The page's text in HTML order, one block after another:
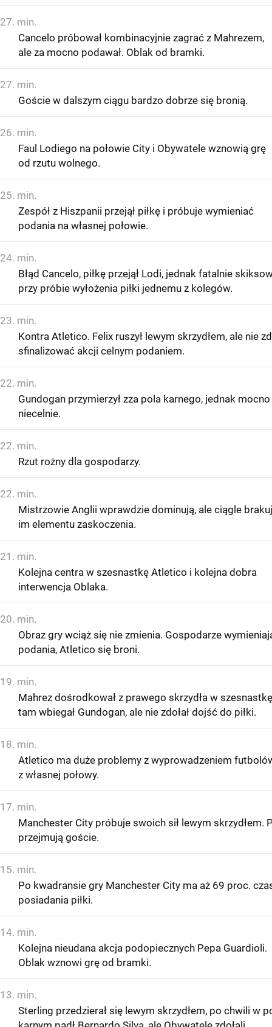
27. min.
Cancelo próbował kombinacyjnie zagrać z Mahrezem,
ale za mocno podawał. Oblak od bramki.
27. min.
Goście w dalszym ciągu bardzo dobrze się bronią.
26. min.
Faul Lodiego na połowie City i Obywatele wznowią grę
od rzutu wolnego.
25. min.
Zespół z Hiszpanii przejął piłkę i próbuje wymieniać
podania na własnej połowie.
24. min.
Błąd Cancelo, piłkę przejął Lodi, jednak fatalnie
przy próbie wyłożenia piłki jednemu z kolegów.
23. min.
Kontra Atletico. Felix ruszył lewym skrzydłem, ale nie
sfinalizować akcji celnym podaniem.
22. min.
Gundogan przymierzył zza pola karnego, jednak mocno
niecelnie.
22. min.
Rzut rożny dla gospodarzy.
22. min.
Mistrzowie Anglii wprawdzie dominują, ale ciągle
im elementu zaskoczenia.
21. min.
Kolejna centra w szesnastkę Atletico i kolejna dobra
interwencja Oblaka.
20. min.
Obraz gry wciąż się nie zmienia. Gospodarze
podania, Atletico się broni.
19. min.
Mahrez dośrodkował z prawego skrzydła w
tam wbiegał Gundogan, ale nie zdołał dojść do piłki.
18. min.
Atletico ma duże problemy z wyprowadzeniem
z własnej połowy.
17. min.
Manchester City próbuje swoich sił lewym skrzydłem.
przejmują goście.
15. min.
Po kwadransie gry Manchester City ma aż 69 proc.
posiadania piłki.
14. min.
Kolejna nieudana akcja podopiecznych Pepa Guardioli.
Oblak wznowi grę od bramki.
13. min.
Sterling przedzierał się lewym skrzydłem, po chwili w